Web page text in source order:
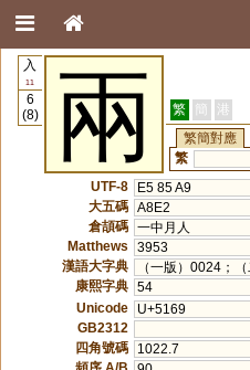
入
11
6
(8)
兩 繁 簡 港
繁簡對應
繁
UTF-8
E5 85 A9
大五碼 A8E2
倉頡碼 一中月人
Matthews
3953
漢語大字典
（一版）0024；
康熙字典 54
Unicode
U+5169
GB2312
四角號碼
1022.7